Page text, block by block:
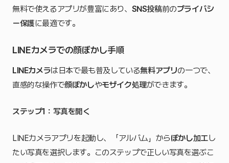
無料で使えるアプリが豊富にあり、 SNS投稿前のプライバシ
ー保護に最適です。
LINEカメラでの顔ぼかし手順
LINEカメラは日本で最も普及している無料アプリの一つで、
直感的な操作で顔ぼかしやモザイク処理ができます。
ステップ1：写真を開く
LINEカメラアプリを起動し、「アルバム」からぼかし加工し
たい写真を選択します。このステップで正しい写真を選ぶこ